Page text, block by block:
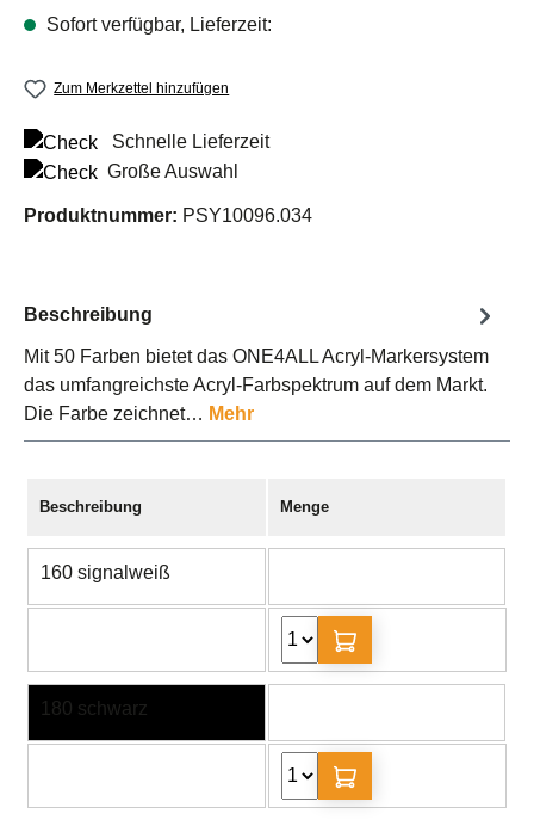
Sofort verfügbar, Lieferzeit:
Zum Merkzettel hinzufügen
Schnelle Lieferzeit
Große Auswahl
Produktnummer: PSY10096.034
Beschreibung
Mit 50 Farben bietet das ONE4ALL Acryl-Markersystem
das umfangreichste Acryl-Farbspektrum auf dem Markt.
Die Farbe zeichnet… Mehr
Beschreibung Menge
160 signalweiß
180 schwarz